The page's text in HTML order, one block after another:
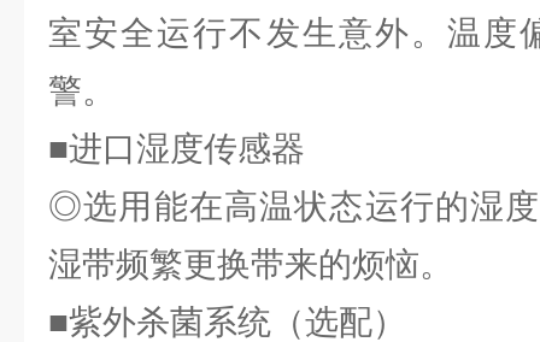
室安全运行不发生意外。温度
警。
■进口湿度传感器
◎选用能在高温状态运行的湿
湿带频繁更换带来的烦恼。
■紫外杀菌系统（选配）